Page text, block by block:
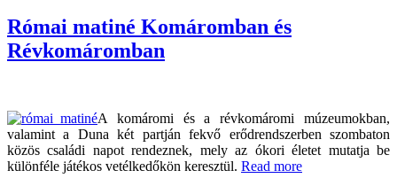
Római matiné Komáromban és
Révkomáromban
A komáromi és a révkomáromi múzeumokban,
valamint a Duna két partján fekvő erődrendszerben szombaton
közös családi napot rendeznek, mely az ókori életet mutatja be
különféle játékos vetélkedőkön keresztül. Read more